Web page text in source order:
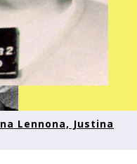
Lennona, Justina